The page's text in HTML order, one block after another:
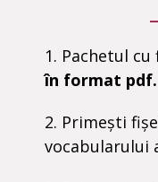
1. Pachetul
în format pdf.
2. Primești
vocabularului